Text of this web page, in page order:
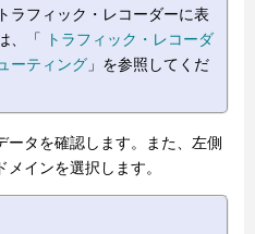
ラフィック・レコーダーに表
、「 トラフィック・レコーダ
ーティング」を参照してくだ
ータを確認します。また、左側
インを選択します。